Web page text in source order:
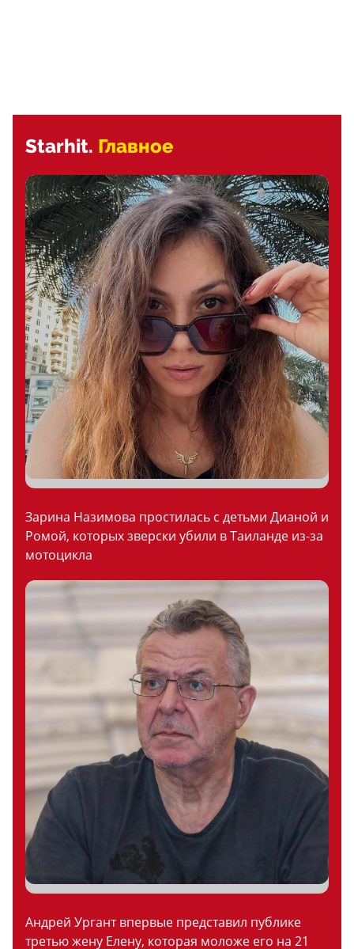
Starhit. Главное
Зарина Назимова простилась с детьми Дианой и
Ромой, которых зверски убили в Таиланде из-за
мотоцикла
Андрей Ургант впервые представил публике
третью жену Елену, которая моложе его на 21